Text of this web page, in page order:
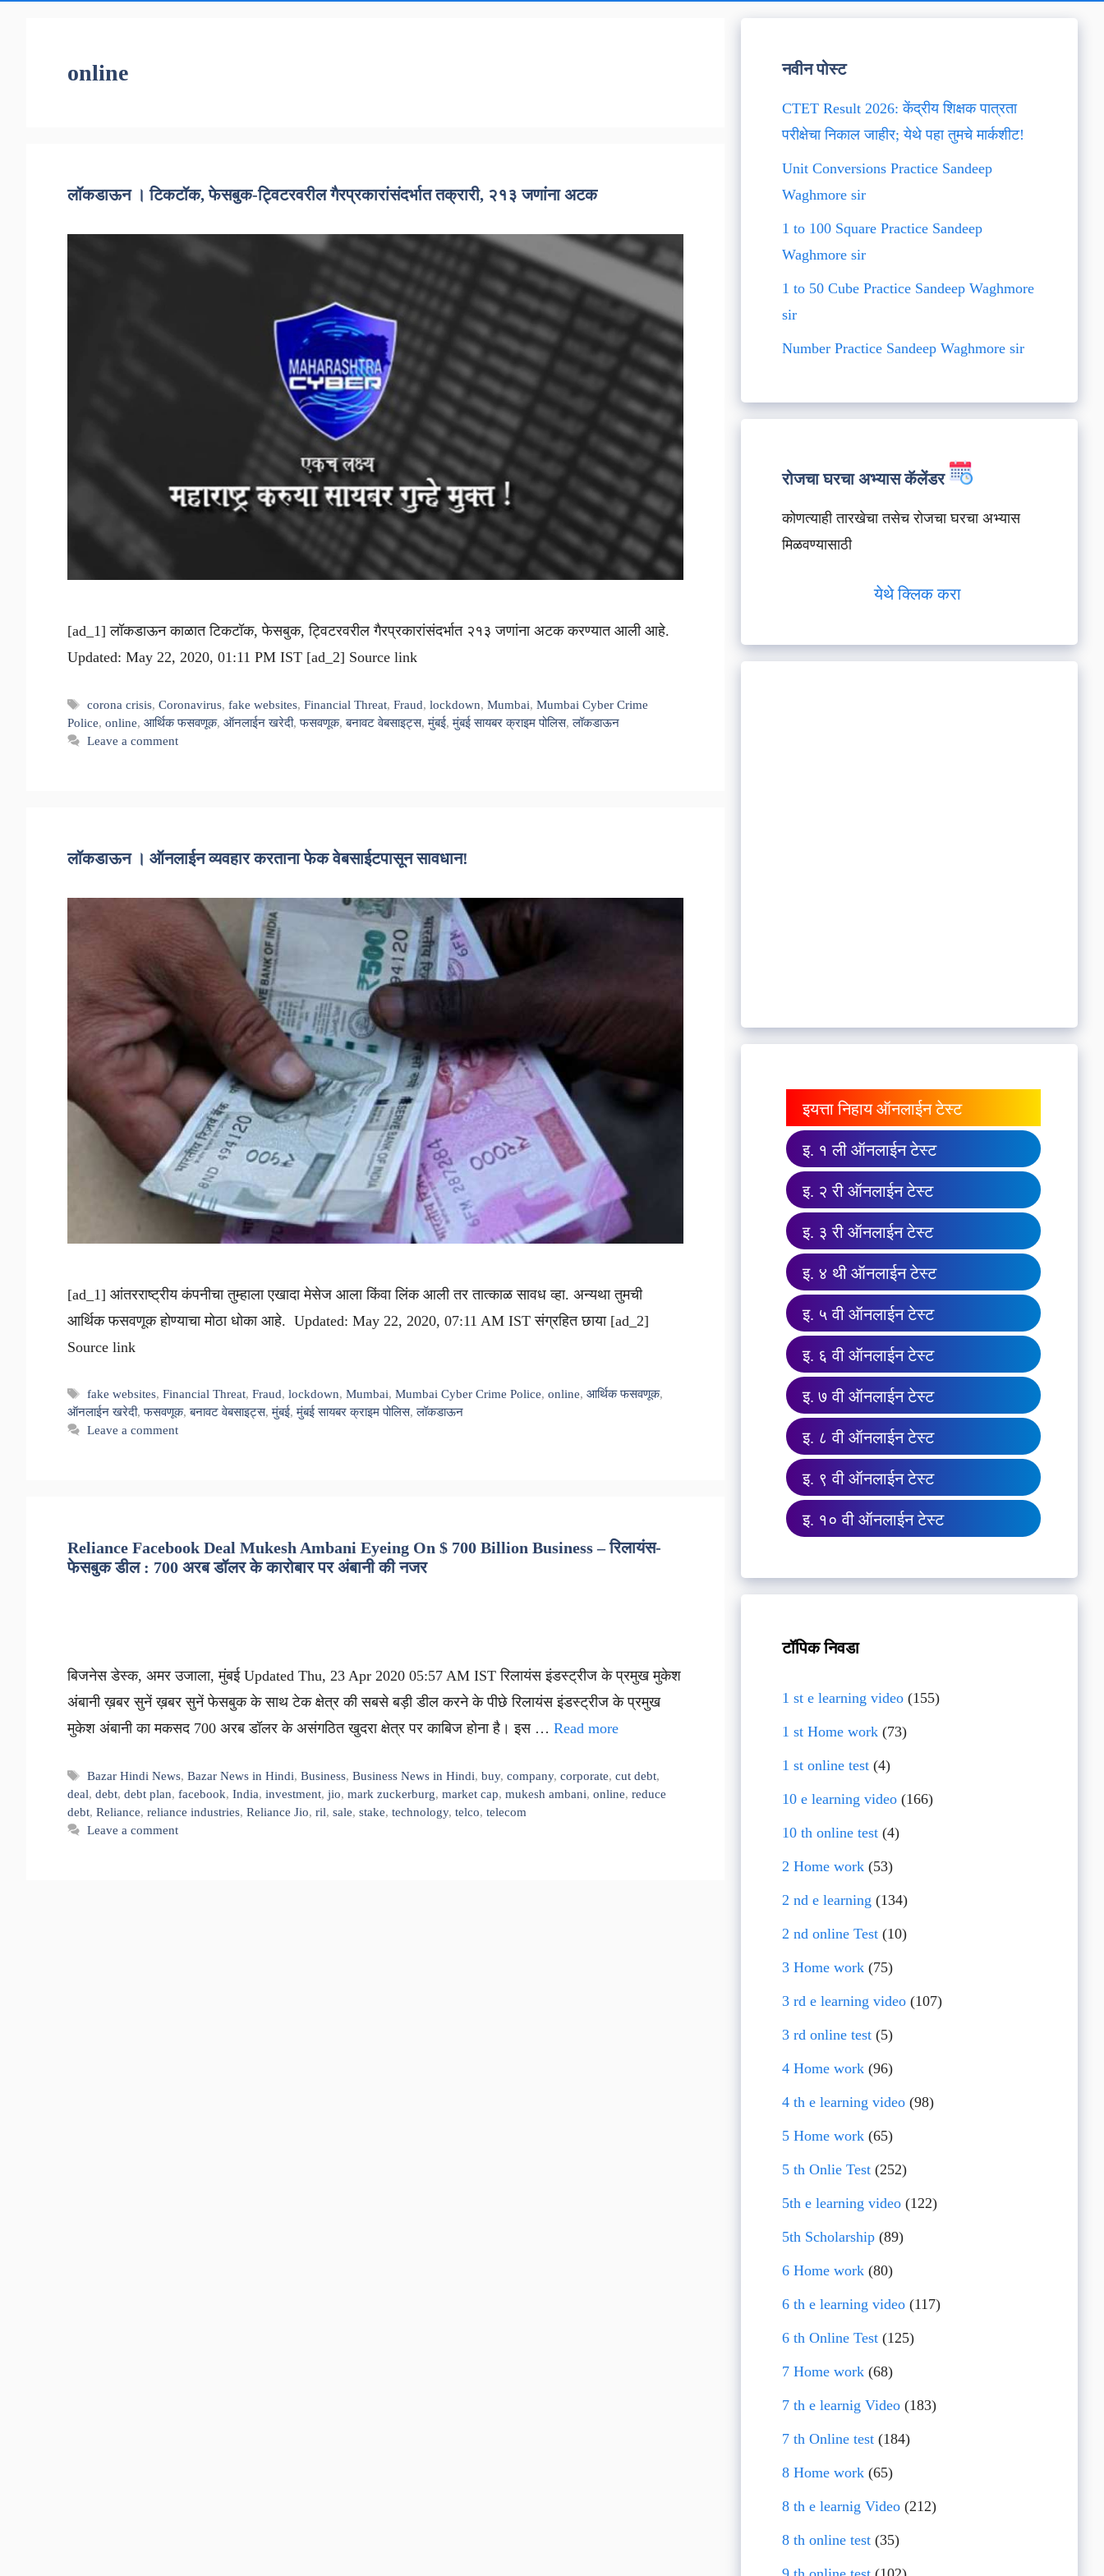
online
लॉकडाऊन । टिकटॉक, फेसबुक-ट्विटरवरील गैरप्रकारांसंदर्भात तक्रारी, २१३ जणांना अटक
[ad_1] लॉकडाऊन काळात टिकटॉक, फेसबुक, ट्विटरवरील गैरप्रकारांसंदर्भात २१३ जणांना अटक करण्यात आली आहे.
Updated: May 22, 2020, 01:11 PM IST [ad_2] Source link
Tags
corona crisis,Coronavirus,fake websites,Financial Threat,Fraud,lockdown,Mumbai,Mumbai Cyber ​​Crime
Police, online, आर्थिक फसवणूक, ऑनलाईन खरेदी,फसवणूक,बनावट वेबसाइट्स,मुंबई,मुंबई सायबर क्राइम पोलिस,लॉकडाऊन
Leave a comment
लॉकडाऊन । ऑनलाईन व्यवहार करताना फेक वेबसाईटपासून सावधान!
[ad_1] आंतरराष्ट्रीय कंपनीचा तुम्हाला एखादा मेसेज आला किंवा लिंक आली तर तात्काळ सावध व्हा. अन्यथा तुमची
आर्थिक फसवणूक होण्याचा मोठा धोका आहे. Updated: May 22, 2020, 07:11 AM IST संग्रहित छाया [ad_2]
Source link
Tags
fake websites,Financial Threat,Fraud,lockdown,Mumbai,Mumbai Cyber ​​Crime Police,online,आर्थिक फसवणूक,
ऑनलाईन खरेदी,फसवणूक,बनावट वेबसाइट्स,मुंबई,मुंबई सायबर क्राइम पोलिस,लॉकडाऊन
Leave a comment
Reliance Facebook Deal Mukesh Ambani Eyeing On $ 700 Billion Business – रिलायंस-
फेसबुक डील : 700 अरब डॉलर के कारोबार पर अंबानी की नजर
बिजनेस डेस्क, अमर उजाला, मुंबई Updated Thu, 23 Apr 2020 05:57 AM IST रिलायंस इंडस्ट्रीज के प्रमुख मुकेश
अंबानी ख़बर सुनें ख़बर सुनें फेसबुक के साथ टेक क्षेत्र की सबसे बड़ी डील करने के पीछे रिलायंस इंडस्ट्रीज के प्रमुख
मुकेश अंबानी का मकसद 700 अरब डॉलर के असंगठित खुदरा क्षेत्र पर काबिज होना है। इस … Read more
Tags
Bazar Hindi News,Bazar News in Hindi,Business,Business News in Hindi,buy,company,corporate,cut debt,
deal, debt, debt plan, facebook, India, investment, jio, mark zuckerburg, market cap, mukesh ambani, online, reduce
debt, Reliance, reliance industries, Reliance Jio, ril, sale, stake, technology, telco, telecom
Leave a comment
नवीन पोस्ट
CTET Result 2026: केंद्रीय शिक्षक पात्रता
परीक्षेचा निकाल जाहीर; येथे पहा तुमचे मार्कशीट!
Unit Conversions Practice Sandeep
Waghmore sir
1 to 100 Square Practice Sandeep
Waghmore sir
1 to 50 Cube Practice Sandeep Waghmore
sir
Number Practice Sandeep Waghmore sir
रोजचा घरचा अभ्यास कॅलेंडर
कोणत्याही तारखेचा तसेच रोजचा घरचा अभ्यास
मिळवण्यासाठी
येथे क्लिक करा
इयत्ता निहाय ऑनलाईन टेस्ट
इ. १ ली ऑनलाईन टेस्ट
इ. २ री ऑनलाईन टेस्ट
इ. ३ री ऑनलाईन टेस्ट
इ. ४ थी ऑनलाईन टेस्ट
इ. ५ वी ऑनलाईन टेस्ट
इ. ६ वी ऑनलाईन टेस्ट
इ. ७ वी ऑनलाईन टेस्ट
इ. ८ वी ऑनलाईन टेस्ट
इ. ९ वी ऑनलाईन टेस्ट
इ. १० वी ऑनलाईन टेस्ट
टॉपिक निवडा
1 st e learning video(155)
1 st Home work(73)
1 st online test(4)
10 e learning video(166)
10 th online test(4)
2 Home work(53)
2 nd e learning (134)
2 nd online Test(10)
3 Home work(75)
3 rd e learning video(107)
3 rd online test(5)
4 Home work(96)
4 th e learning video(98)
5 Home work(65)
5 th Onlie Test(252)
5th e learning video(122)
5th Scholarship(89)
6 Home work(80)
6 th e learning video(117)
6 th Online Test(125)
7 Home work(68)
7 th e learnig Video(183)
7 th Online test(184)
8 Home work(65)
8 th e learnig Video(212)
8 th online test(35)